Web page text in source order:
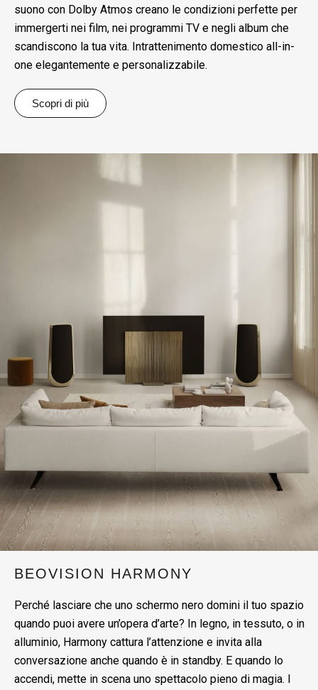
suono con Dolby Atmos creano le condizioni perfette per
immergerti nei film, nei programmi TV e negli album che
scandiscono la tua vita. Intrattenimento domestico all-in-
one elegantemente e personalizzabile.
Scopri di più
BEOVISION HARMONY
Perché lasciare che uno schermo nero domini il tuo spazio
quando puoi avere un’opera d’arte? In legno, in tessuto, o in
alluminio, Harmony cattura l’attenzione e invita alla
conversazione anche quando è in standby. E quando lo
accendi, mette in scena uno spettacolo pieno di magia. I